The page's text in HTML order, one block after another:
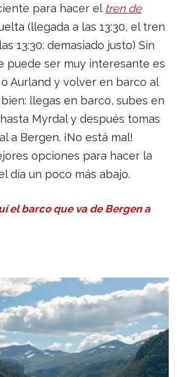
para hacer el tren de
(llegada a las 13:30, el tren
13:30: demasiado justo) Sin
puede ser muy interesante es
Aurland y volver en barco al
llegas en barco, subes en
hasta Myrdal y después tomas
a Bergen. ¡No está mal!
opciones para hacer la
día un poco más abajo.
el barco que va de Bergen a